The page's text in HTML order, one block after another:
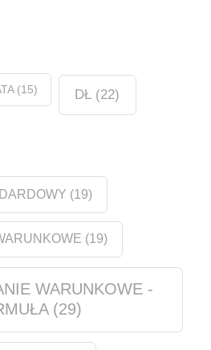
(15) DŁ (22)
(19)
(19)
WARUNKOWE -
(29)